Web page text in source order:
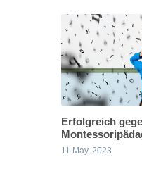
Erfolgreich
11 May, 2023